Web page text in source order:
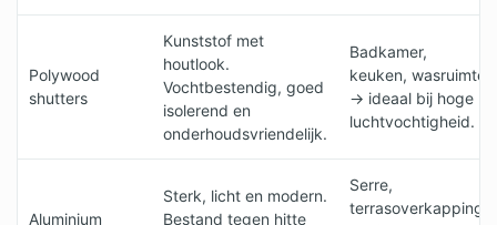
Polywood
shutters
Kunststof met
houtlook.
Vochtbestendig, goed
isolerend en
onderhoudsvriendelijk.
Badkamer,
keuken, wasruimte
-> ideaal bij hoge
luchtvochtigheid.
Aluminium
Sterk, licht en modern.
Bestand tegen hitte
Serre,
terrasoverkapping,